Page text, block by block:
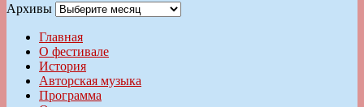
Архивы
Главная
О фестивале
История
Авторская музыка
Программа